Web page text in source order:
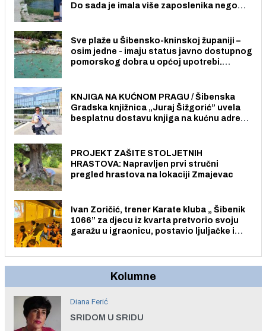
Do sada je imala više zaposlenika nego
Sve plaže u Šibensko-kninskoj županiji –
osim jedne - imaju status javno dostupnog
pomorskog dobra u općoj upotrebi.
KNJIGA NA KUĆNOM PRAGU / Šibenska
Gradska knjižnica „Juraj Šižgorić” uvela
besplatnu dostavu knjiga na kućnu adresu
PROJEKT ZAŠITE STOLJETNIH
HRASTOVA: Napravljen prvi stručni
pregled hrastova na lokaciji Zmajevac
Ivan Zoričić, trener Karate kluba „ Šibenik
1066” za djecu iz kvarta pretvorio svoju
garažu u igraonicu, postavio ljuljačke i
Kolumne
Diana Ferić
SRIDOM U SRIDU